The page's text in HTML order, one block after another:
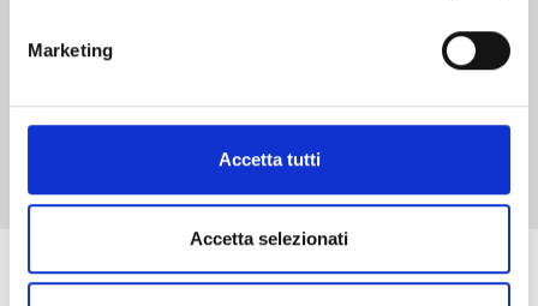
Marketing
Accetta tutti
Accetta selezionati
Mostra tutto
Se ti è piaciuto prova anche: